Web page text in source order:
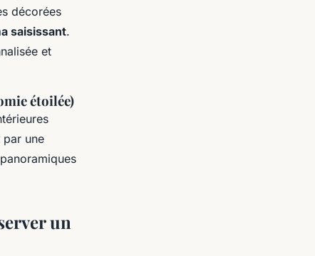
décorées
saisissant.
et
étoilée)
par une
un